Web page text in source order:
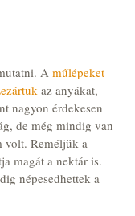
A műlépeket
az anyákat,
nagyon érdekesen
de még mindig van
volt. Reméljük a
magát a nektár is.
népesedhettek a